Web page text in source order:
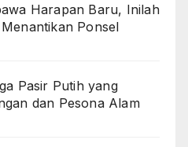
Harapan Baru, Inilah
Ponsel
Pasir Putih yang
dan Pesona Alam